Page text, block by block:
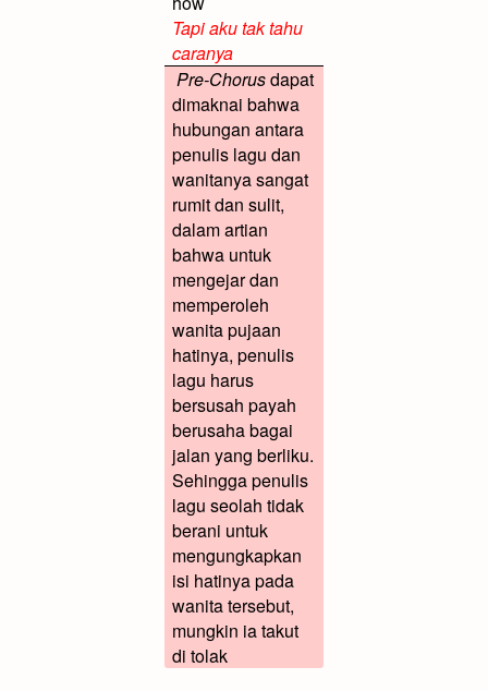
Tapi aku tak tahu
caranya
Pre-Chorusdapat
dimaknai bahwa
hubungan antara
penulis lagu dan
wanitanya sangat
rumit dan sulit,
dalam artian
bahwa untuk
mengejar dan
memperoleh
wanita pujaan
hatinya, penulis
lagu harus
bersusah payah
berusaha bagai
jalan yang berliku.
Sehingga penulis
lagu seolah tidak
berani untuk
mengungkapkan
isi hatinya pada
wanita tersebut,
mungkin ia takut
di tolak